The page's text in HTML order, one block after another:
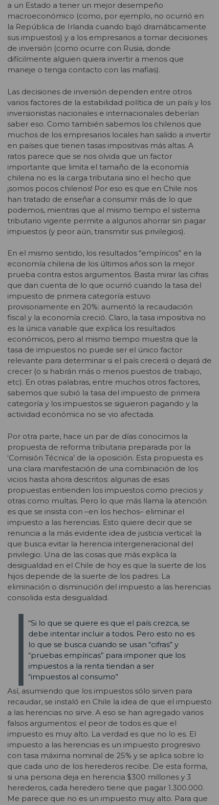
a un Estado a tener un mejor desempeño
macroeconómico (como, por ejemplo, no ocurrió en
la República de Irlanda cuando bajó dramáticamente
sus impuestos) y a los empresarios a tomar decisiones
de inversión (como ocurre con Rusia, donde
difícilmente alguien quiera invertir a menos que
maneje o tenga contacto con las mafias).
Las decisiones de inversión dependen entre otros
varios factores de la estabilidad política de un país y los
inversionistas nacionales e internacionales deberían
saber eso. Como también sabemos los chilenos que
muchos de los empresarios locales han salido a invertir
en países que tienen tasas impositivas más altas. A
ratos parece que se nos olvida que un factor
importante que limita el tamaño de la economía
chilena no es la carga tributaria sino el hecho que
¡somos pocos chilenos! Por eso es que en Chile nos
han tratado de enseñar a consumir más de lo que
podemos, mientras que al mismo tiempo el sistema
tributario vigente permite a algunos ahorrar sin pagar
impuestos (y peor aún, transmitir sus privilegios).
En el mismo sentido, los resultados “empíricos” en la
economía chilena de los últimos años son la mejor
prueba contra estos argumentos. Basta mirar las cifras
que dan cuenta de lo que ocurrió cuando la tasa del
impuesto de primera categoría estuvo
provisoriamente en 20%: aumentó la recaudación
fiscal y la economía creció. Claro, la tasa impositiva no
es la única variable que explica los resultados
económicos, pero al mismo tiempo muestra que la
tasa de impuestos no puede ser el único factor
relevante para determinar si el país crecerá o dejará de
crecer (o si habrán más o menos puestos de trabajo,
etc). En otras palabras, entre muchos otros factores,
sabemos que subió la tasa del impuesto de primera
categoría y los impuestos se siguieron pagando y la
actividad económica no se vio afectada.
Por otra parte, hace un par de días conocimos la
propuesta de reforma tributaria preparada por la
‘Comisión Técnica’ de la oposición. Esta propuesta es
una clara manifestación de una combinación de los
vicios hasta ahora descritos: algunas de esas
propuestas entienden los impuestos como precios y
otras como multas. Pero lo que más llama la atención
es que se insista con –en los hechos– eliminar el
impuesto a las herencias. Esto quiere decir que se
renuncia a la más evidente idea de justicia vertical: la
que busca evitar la herencia intergeneracional del
privilegio. Una de las cosas que más explica la
desigualdad en el Chile de hoy es que la suerte de los
hijos depende de la suerte de los padres. La
eliminación o disminución del impuesto a las herencias
consolida esta desigualdad.
“Si lo que se quiere es que el país crezca, se
debe intentar incluir a todos. Pero esto no es
lo que se busca cuando se usan “cifras” y
“pruebas empíricas” para imponer que los
impuestos a la renta tiendan a ser
“impuestos al consumo”
Así, asumiendo que los impuestos sólo sirven para
recaudar, se instaló en Chile la idea de que el impuesto
a las herencias no sirve. A eso se han agregado varios
falsos argumentos: el peor de todos es que el
impuesto es muy alto. La verdad es que no lo es. El
impuesto a las herencias es un impuesto progresivo
con tasa máxima nominal de 25% y se aplica sobre lo
que cada uno de los herederos recibe. De esta forma,
si una persona deja en herencia $300 millones y 3
herederos, cada heredero tiene que pagar 1.300.000.
Me parece que no es un impuesto muy alto. Para que